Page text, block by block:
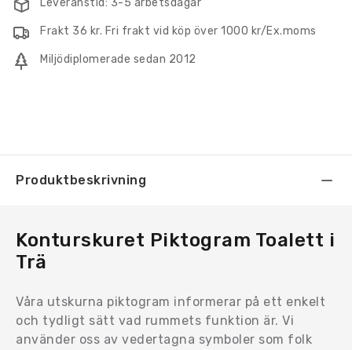
Frakt 36 kr. Fri frakt vid köp över 1000 kr/Ex.moms
Miljödiplomerade sedan 2012
Produktbeskrivning
Konturskuret Piktogram Toalett i
Trä
Våra utskurna piktogram informerar på ett enkelt
och tydligt sätt vad rummets funktion är. Vi
använder oss av vedertagna symboler som folk